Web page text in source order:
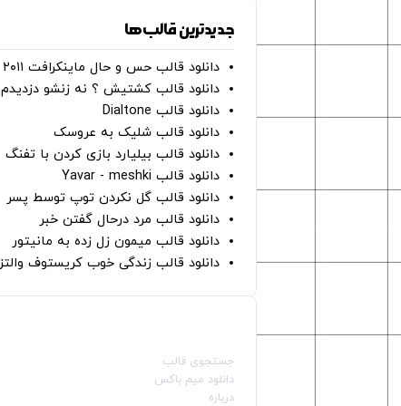
جدیدترین قالب‌ها
دانلود قالب حس و حال ماینکرافت ۲۰۱۱
دانلود قالب کشتیش ؟ نه زنشو دزدیدم
دانلود قالب Dialtone
دانلود قالب شلیک به عروسک
دانلود قالب بیلیارد بازی کردن با تفنگ
دانلود قالب Yavar - meshki
دانلود قالب گل نکردن توپ توسط پسر
دانلود قالب مرد درحال گفتن خبر
دانلود قالب میمون زل زده به مانیتور
دانلود قالب زندگی خوب کریستوف والتز
جستجوی قالب
دانلود میم باکس
درباره